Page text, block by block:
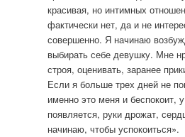
красивая, но интимных
фактически нет, да и не
совершенно. Я начинаю
выбирать себе девушку. Мне
строя, оценивать, заранее
Если я больше трех дней не
именно это меня и беспокоит,
появляется, руки дрожат,
начинаю, чтобы успокоиться».